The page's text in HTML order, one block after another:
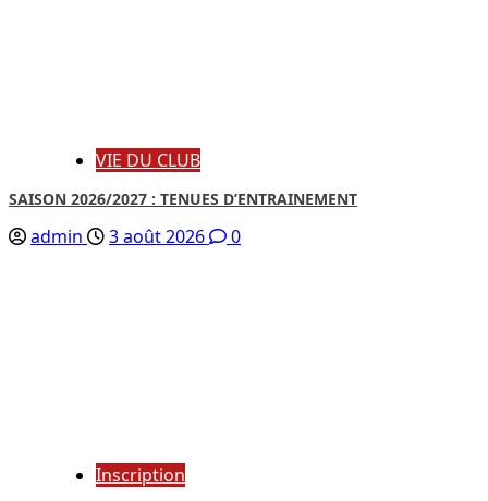
VIE DU CLUB
SAISON 2026/2027 : TENUES D’ENTRAINEMENT
admin 3 août 2026 0
Inscription